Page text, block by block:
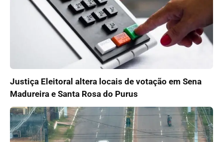
Justiça Eleitoral altera locais de votação em Sena
Madureira e Santa Rosa do Purus